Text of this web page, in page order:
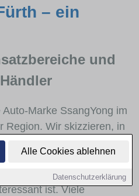
Alle Cookies ablehnen
Datenschutzerklärung
– ein
und
Marke SsangYong im
Region. Wir skizzieren, in
stark vertreten
im Stadt- und
und für welche
ist. Viele